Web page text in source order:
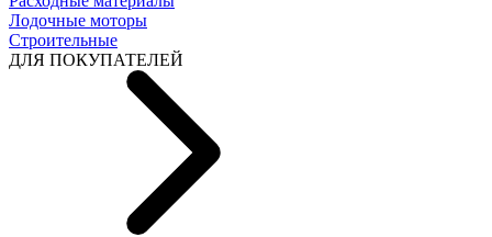
Лодочные моторы
Строительные
ДЛЯ ПОКУПАТЕЛЕЙ